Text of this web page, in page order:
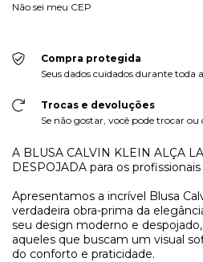
Não sei meu CEP
Compra protegida
Seus dados cuidados durante toda
Trocas e devoluções
Se não gostar, você pode trocar ou
A BLUSA CALVIN KLEIN ALÇA
DESPOJADA para os
Apresentamos a incrível Blusa
verdadeira obra-prima da
seu design moderno e
aqueles que buscam um visual
do conforto e praticidade.